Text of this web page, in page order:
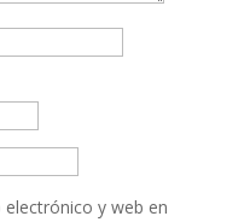
y web en